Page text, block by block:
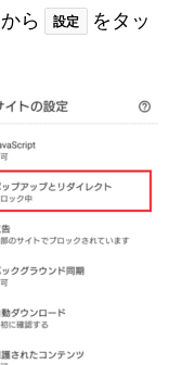
から 設定
をタッ